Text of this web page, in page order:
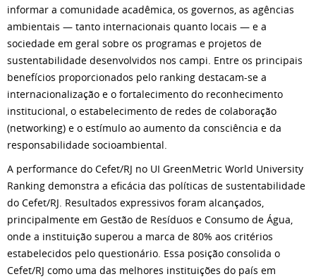
informar a comunidade acadêmica, os governos, as agências
ambientais — tanto internacionais quanto locais — e a
sociedade em geral sobre os programas e projetos de
sustentabilidade desenvolvidos nos campi. Entre os principais
benefícios proporcionados pelo ranking destacam-se a
internacionalização e o fortalecimento do reconhecimento
institucional, o estabelecimento de redes de colaboração
(networking) e o estímulo ao aumento da consciência e da
responsabilidade socioambiental.
A performance do Cefet/RJ no UI GreenMetric World University
Ranking demonstra a eficácia das políticas de sustentabilidade
do Cefet/RJ. Resultados expressivos foram alcançados,
principalmente em Gestão de Resíduos e Consumo de Água,
onde a instituição superou a marca de 80% aos critérios
estabelecidos pelo questionário. Essa posição consolida o
Cefet/RJ como uma das melhores instituições do país em